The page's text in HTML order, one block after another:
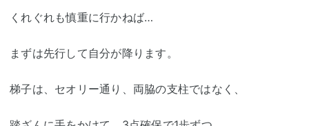
くれぐれも慎重に行かねば…
まずは先行して自分が降ります。
梯子は、セオリー通り、両脇の支柱ではなく、